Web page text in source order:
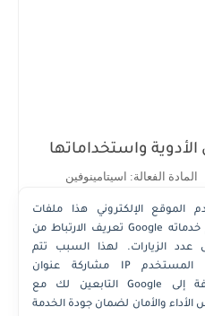
واستخداماتها
اسيتامينوفين
الموقع الإلكتروني هذا ملفات
تعريف الارتباط من Google لتقديم خدماته
عدد الزيارات. لهذا السبب تتم
مشاركة عنوان IP ووكيل المستخدم
التابعين لك مع Google بالإضافة إلى
الأداء والأمان لضمان جودة الخدمة